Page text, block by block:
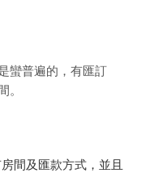
蠻普遍的，有匯訂
。
間及匯款方式，並且